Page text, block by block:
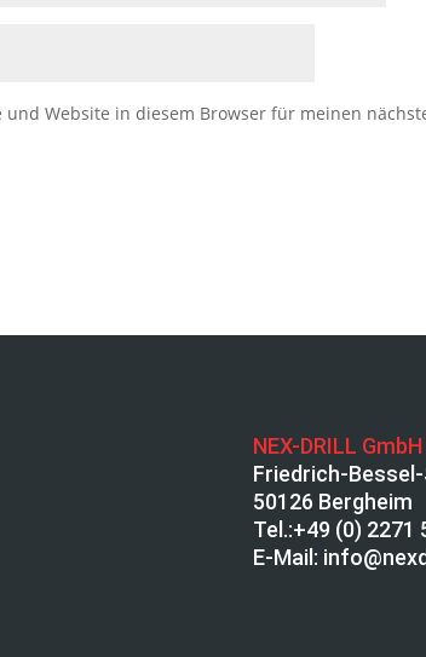
und Website in diesem Browser für meinen
NEX-DRILL GmbH
Friedrich-
50126 Bergheim
Tel.:+49 (0) 2271
E-Mail: